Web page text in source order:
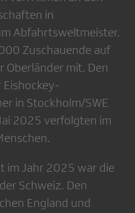
in
Abfahrtsweltmeister.
Zuschauende auf
Oberländer mit. Den
Eishockey-
in Stockholm/SWE
2025 verfolgten im
im Jahr 2025 war die
der Schweiz. Den
England und